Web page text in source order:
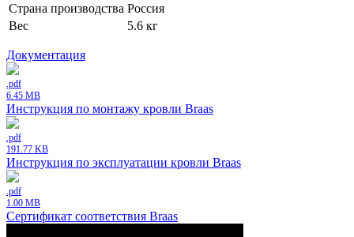
Страна производства Россия
Вес
5.6 кг
Документация
.pdf
6.45 MB
Инструкция по монтажу кровли Braas
.pdf
191.77 KB
Инструкция по эксплуатации кровли Braas
.pdf
1.00 MB
Сертификат соответствия Braas